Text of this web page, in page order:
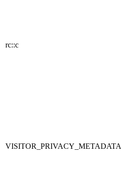
rc::c
VISITOR_PRIVACY_METADATA